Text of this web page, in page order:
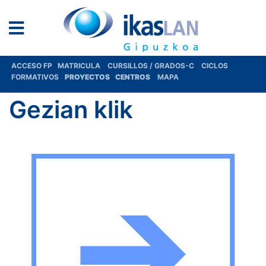
ACCESO FP MATRICULA CURSILLOS / GRADOS-C
CICLOS
FORMATIVOS
PROYECTOS CENTROS MAPA
Gezian klik